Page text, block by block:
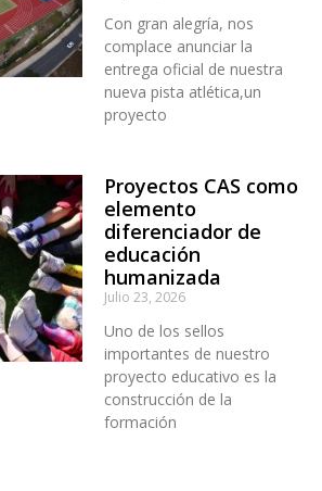
Con gran alegría, nos
complace anunciar la
entrega oficial de nuestra
nueva pista atlética,un
proyecto
Proyectos CAS como
elemento
diferenciador de
educación
humanizada
Julio 23, 2026
Uno de los sellos
importantes de nuestro
proyecto educativo es la
construcción de la
formación